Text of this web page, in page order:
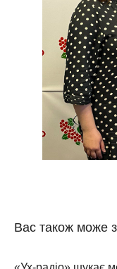
Вас також може